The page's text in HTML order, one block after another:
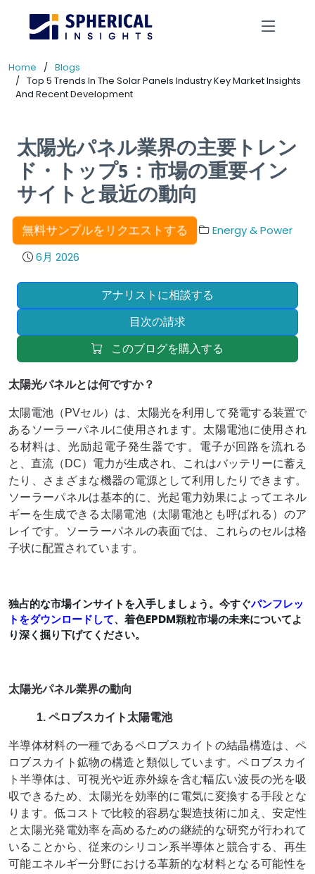
Home
Blogs
Top 5 Trends In The Solar Panels Industry Key Market Insights
And Recent Development
太陽光パネル業界の主要トレン
ド・トップ5：市場の重要イン
サイトと最近の動向
無料サンプルをリクエストする
Energy & Power
6月 2026
アナリストに相談する
目次の請求
このブログを購入する
太陽光パネルとは何ですか？
太陽電池（PVセル）は、太陽光を利用して発電する装置で
あるソーラーパネルに使用されます。太陽電池に使用され
る材料は、光励起電子発生器です。電子が回路を流れる
と、直流（DC）電力が生成され、これはバッテリーに蓄え
たり、さまざまな機器の電源として利用したりできます。
ソーラーパネルは基本的に、光起電力効果によってエネル
ギーを生成できる太陽電池（太陽電池とも呼ばれる）のア
レイです。ソーラーパネルの表面では、これらのセルは格
子状に配置されています。
独占的な市場インサイトを入手しましょう。今すぐパンフレッ
トをダウンロードして、着色EPDM顆粒市場の未来についてよ
り深く掘り下げてください。
太陽光パネル業界の動向
1. ペロブスカイト太陽電池
半導体材料の一種であるペロブスカイトの結晶構造は、ペ
ロブスカイト鉱物の構造と類似しています。ペロブスカイ
ト半導体は、可視光や近赤外線を含む幅広い波長の光を吸
収できるため、太陽光を効率的に電気に変換する手段とな
ります。低コストで比較的容易な製造技術に加え、安定性
と太陽光発電効率を高めるための継続的な研究が行われて
いることから、従来のシリコン系半導体と競合する、再生
可能エネルギー分野における革新的な材料となる可能性を